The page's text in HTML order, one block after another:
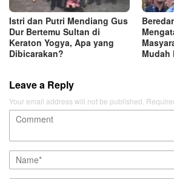
Istri dan Putri Mendiang Gus
Dur Bertemu Sultan di
Keraton Yogya, Apa yang
Dibicarakan?
Mudah
Leave a Reply
Your email address will not be published.